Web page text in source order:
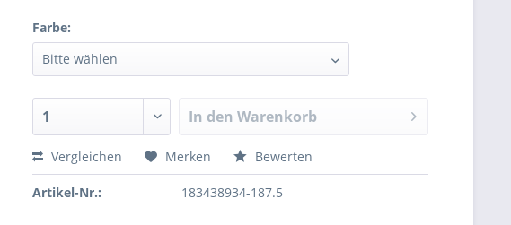
Farbe:
In den Warenkorb
Vergleichen Merken Bewerten
Artikel-Nr.: 183438934-187.5